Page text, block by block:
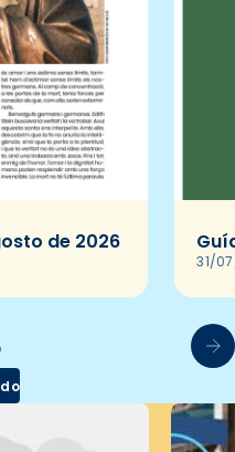
de 2026
31/